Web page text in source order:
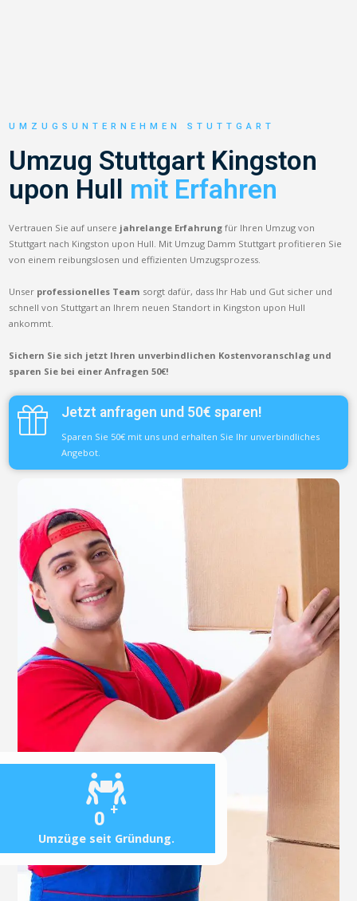
0 +
Umzüge seit Gründung.
UMZUGSUNTERNEHMEN STUTTGART
Umzug Stuttgart Kingston
upon Hull mit Erfahren
Vertrauen Sie auf unsere jahrelange Erfahrung für Ihren Umzug von
Stuttgart nach Kingston upon Hull. Mit Umzug Damm Stuttgart profitieren Sie
von einem reibungslosen und effizienten Umzugsprozess.
Unser professionelles Team sorgt dafür, dass Ihr Hab und Gut sicher und
schnell von Stuttgart an Ihrem neuen Standort in Kingston upon Hull
ankommt.
Sichern Sie sich jetzt Ihren unverbindlichen Kostenvoranschlag und
sparen Sie bei einer Anfragen 50€!
Jetzt anfragen und 50€ sparen!
Sparen Sie 50€ mit uns und erhalten Sie Ihr unverbindliches
Angebot.